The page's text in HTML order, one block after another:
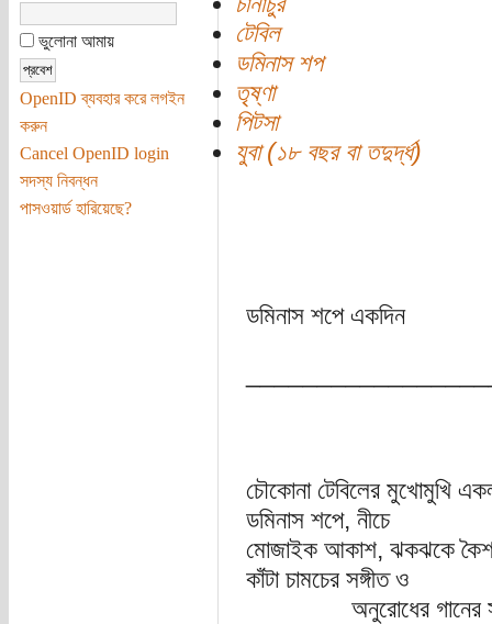
ভুলোনা আমায়
OpenID ব্যবহার করে লগইন
করুন
Cancel OpenID login
সদস্য নিবন্ধন
পাসওয়ার্ড হারিয়েছে?
টেবিল
ডমিনাস শপ
তৃষ্ণা
পিটসা
যুবা (১৮ বছর বা তদুর্দ্ধ)
ডমিনাস শপে একদিন
চৌকোনা টেবিলের মুখোমুখি
ডমিনাস শপে, নীচে
মোজাইক আকাশ, ঝকঝকে
কাঁটা চামচের সঙ্গীত ও
অনুরোধের গানের সুর